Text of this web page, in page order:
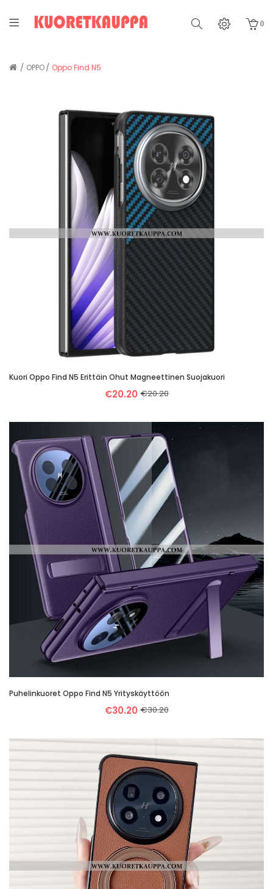
0
OPPO Oppo Find N5
Kuori Oppo Find N5 Erittäin Ohut Magneettinen Suojakuori
€20.20 €20.20
Puhelinkuoret Oppo Find N5 Yrityskäyttöön
€30.20 €30.20